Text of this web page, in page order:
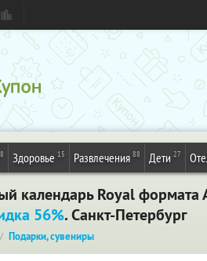
Здоровье 15 Развлечения 88 Дети 27
календарь Royal
56%. Санкт-Петербург
Подарки, сувениры